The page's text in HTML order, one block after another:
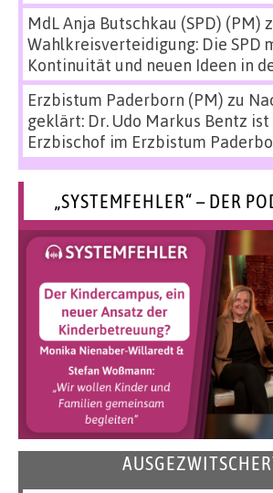
MdL Anja Butschkau (SPD) (PM)
Wahlkreisverteidigung: Die SPD
Kontinuität und neuen Ideen in
Erzbistum Paderborn (PM) zu
geklärt: Dr. Udo Markus Bentz
Erzbischof im Erzbistum
„SYSTEMFEHLER“ – DER